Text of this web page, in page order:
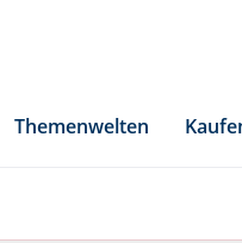
Themenwelten